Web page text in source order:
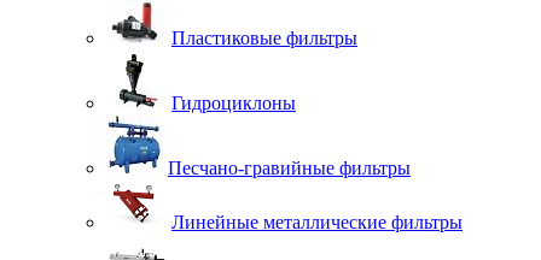
Пластиковые фильтры
Гидроциклоны
Песчано-гравийные фильтры
Линейные металлические фильтры